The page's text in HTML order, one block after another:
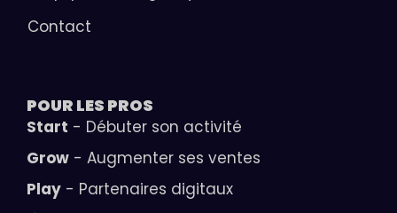
Contact
POUR LES PROS
Start - Débuter son activité
Grow - Augmenter ses ventes
Play - Partenaires digitaux